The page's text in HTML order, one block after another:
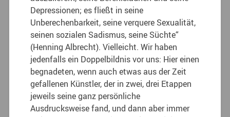
Depressionen; es fließt in seine
Unberechenbarkeit, seine verquere Sexualität,
seinen sozialen Sadismus, seine Süchte“
(Henning Albrecht). Vielleicht. Wir haben
jedenfalls ein Doppelbildnis vor uns: Hier einen
begnadeten, wenn auch etwas aus der Zeit
gefallenen Künstler, der in zwei, drei Etappen
jeweils seine ganz persönliche
Ausdrucksweise fand, und dann aber immer